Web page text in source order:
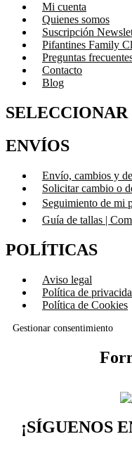
Mi cuenta
Quienes somos
Suscripción
Pifantines Family
Preguntas
Contacto
Blog
ENVÍOS
Envío, cambios y
Solicitar cambio o
Seguimiento de mi
Guía de tallas |
POLÍTICAS
Aviso legal
Política de
Política de Cookies
Gestionar consentimiento
¡SÍGUENOS